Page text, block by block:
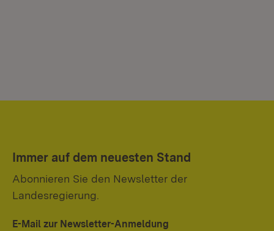
Immer auf dem neuesten Stand
Abonnieren Sie den Newsletter der
Landesregierung.
E-Mail zur Newsletter-Anmeldung